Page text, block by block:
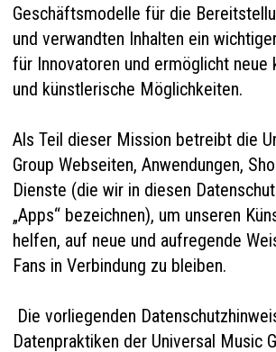
Geschäftsmodelle für die
und verwandten Inhalten ein
für Innovatoren und ermöglicht neue
und künstlerische Möglichkeiten.
Als Teil dieser Mission betreibt die
Group Webseiten, Anwendungen,
Dienste (die wir in diesen
„Apps“ bezeichnen), um unseren
helfen, auf neue und aufregende
Fans in Verbindung zu bleiben.
Die vorliegenden
Datenpraktiken der Universal Music